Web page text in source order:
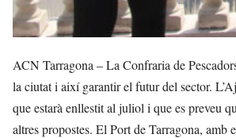
ACN Tarragona – La Confraria de
la ciutat i així garantir el futur del sector.
que estarà enllestit al juliol i que es preveu
altres propostes. El Port de Tarragona, amb